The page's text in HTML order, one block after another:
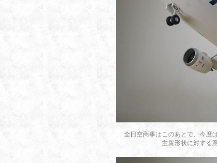
全日空商事はこのあとで、今度
主翼形状に対する